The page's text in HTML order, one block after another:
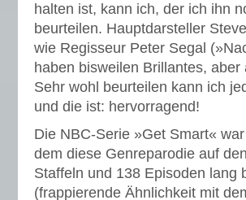
halten ist, kann ich, der ich ihn
beurteilen. Hauptdarsteller
wie Regisseur Peter Segal
haben bisweilen Brillantes,
Sehr wohl beurteilen kann ich
und die ist: hervorragend!
Die NBC-Serie »Get Smart«
dem diese Genreparodie auf
Staffeln und 138 Episoden lang
(frappierende Ähnlichkeit mit